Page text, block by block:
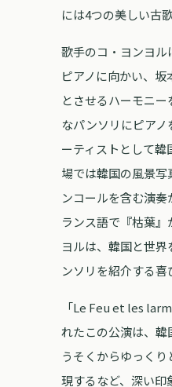
には4つの美しい古
歌手のコ・ヨンヨル
ピアノに向かい、
とさせるハーモニ
なパンソリにピア
ーティストとして
場では韓国の風景
ンコールを含む演奏
ランス語で『枯葉
ヨルは、韓国と世
ンソリを紹介する喜
「Le Feu et les
れたこの公演は、韓
うそくからゆっく
現するなど、深い印